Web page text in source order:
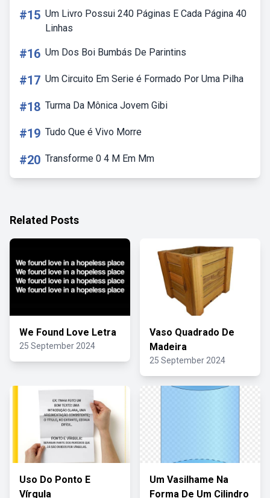
#15 Um Livro Possui 240 Páginas E Cada Página 40
Linhas
#16 Um Dos Boi Bumbás De Parintins
#17 Um Circuito Em Serie é Formado Por Uma Pilha
#18 Turma Da Mônica Jovem Gibi
#19 Tudo Que é Vivo Morre
#20 Transforme 0 4 M Em Mm
Related Posts
We Found Love Letra
25 September 2024
Vaso Quadrado De
Madeira
25 September 2024
Uso Do Ponto E
Vírgula
Um Vasilhame Na
Forma De Um Cilindro